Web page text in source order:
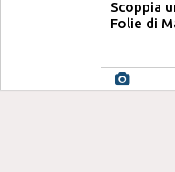
Scoppia
Folie di